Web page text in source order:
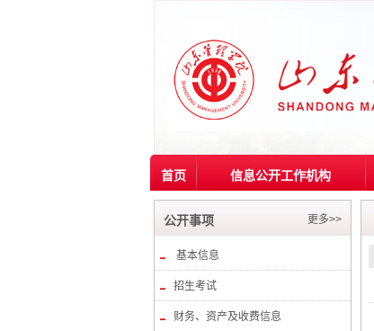
首页 信息公开工作机构
公开事项 更多>>
基本信息
招生考试
财务、资产及收费信息